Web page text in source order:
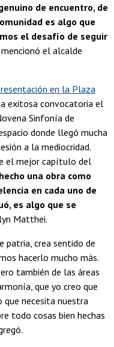
de encuentro, de
es algo que
el desafío de seguir
mencionó el alcalde
en la Plaza
exitosa convocatoria el
Sinfonía de
donde llegó mucha
a la mediocridad.
el mejor capítulo del
una obra como
en cada uno de
es algo que se
Matthei.
patria, crea sentido de
hacerlo mucho más.
también de las áreas
que yo creo que
que necesita nuestra
todo cosas bien hechas